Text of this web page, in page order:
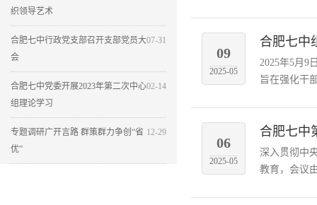
织领导艺术
07-31
合肥七中行政党支部召开支部党员大
会
02-14
合肥七中党委开展2023年第二次中心
组理论学习
12-29
专题调研广开言路 群策群力争创“省
优”
09
2025-05
合肥七中
2025年5月9
旨在强化干
06
2025-05
合肥七中
深入贯彻中
教育，会议